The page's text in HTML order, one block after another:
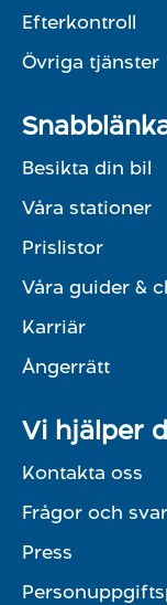
Efterkontroll
Övriga tjänster
Besikta din bil
Våra stationer
Prislistor
Våra guider &
Karriär
Ångerrätt
Vi hjälper
Kontakta oss
Frågor och svar
Press